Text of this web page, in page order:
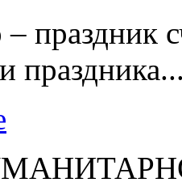
праздник